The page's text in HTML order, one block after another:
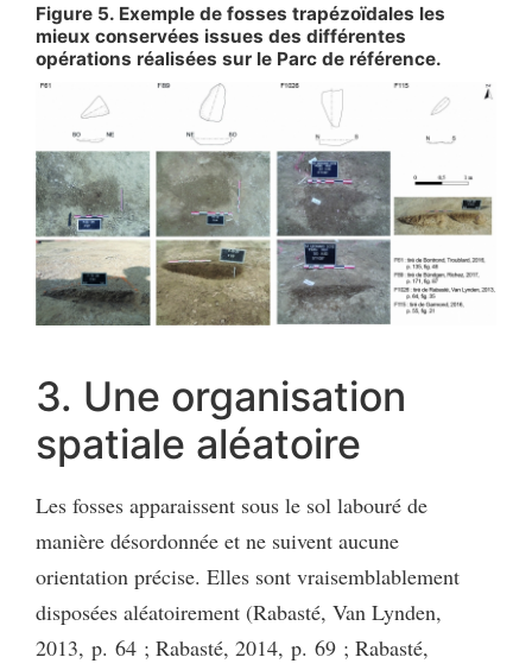
Figure 5. Exemple de fosses trapézoïdales les
mieux conservées issues des différentes
opérations réalisées sur le Parc de référence.
3. Une organisation
spatiale aléatoire
Les fosses apparaissent sous le sol labouré de
manière désordonnée et ne suivent aucune
orientation précise. Elles sont vraisemblablement
disposées aléatoirement (Rabasté, Van Lynden,
2013, p. 64 ; Rabasté, 2014, p. 69 ; Rabasté,